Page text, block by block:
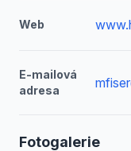
Web
E-mailová
adresa
Fotogalerie